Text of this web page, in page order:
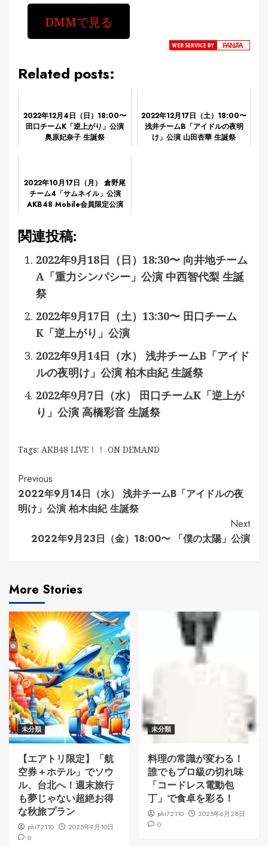
DMMで見る
Related posts:
2022年12月4日（日）18:00〜
田口チームK「逆上がり」公演
奥原妃奈子 生誕祭
2022年12月17日（土）18:00〜
浅井チームB「アイドルの夜明
け」公演 山田杏華 生誕祭
2022年10月17日（月） 倉野尾
チーム4「サムネイル」公演
AKB48 Mobile会員限定公演
関連投稿:
2022年9月18日（日）18:30〜 向井地チーム
A「重力シンパシー」公演 中西智代梨 生誕
祭
2022年9月17日（土）13:30〜 田口チーム
K「逆上がり」公演
2022年9月14日（水） 浅井チームB「アイド
ルの夜明け」公演 柏木由紀 生誕祭
2022年9月7日（水） 田口チームK「逆上が
り」公演 高橋彩音 生誕祭
Tags: AKB48 LIVE！！ ON DEMAND
Continue
Reading
Previous
2022年9月14日（水） 浅井チームB「アイドルの夜
明け」公演 柏木由紀 生誕祭
Next
2022年9月23日（金）18:00〜 「僕の太陽」公演
More Stories
未分類
【エアトリ限定】「航
空券＋ホテル」でソウ
ル、台北へ！週末旅行
も夢じゃない超絶お得
な秋旅プラン
phi72110
2025年9月10日
0
未分類
料理の常識が変わる！
誰でもプロ級の切れ味
「コードレス電動包
丁」で食卓を彩る！
phi72110
2025年6月28日
0